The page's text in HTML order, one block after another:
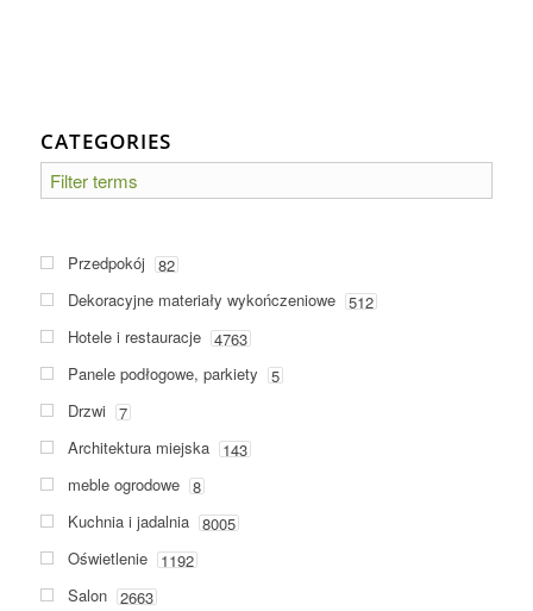
CATEGORIES
Przedpokój
82
Dekoracyjne materiały wykończeniowe 512
Hotele i restauracje 4763
Panele podłogowe, parkiety
5
Drzwi
7
Architektura miejska 143
meble ogrodowe 8
Kuchnia i jadalnia 8005
Oświetlenie 1192
Salon 2663